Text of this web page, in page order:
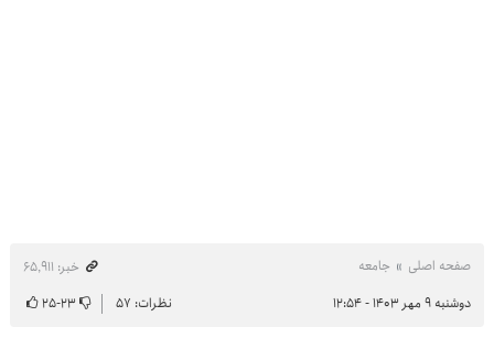
صفحه اصلی جامعه
خبر: ۶۵٬۹۱۱
دوشنبه ۹ مهر ۱۴۰۳ - ۱۲:۵۴
نظرات: ۵۷ ۲۳-۲۵